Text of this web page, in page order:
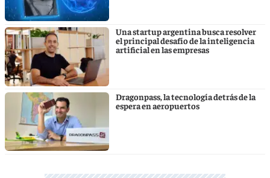
Una startup argentina busca resolver
el principal desafío de la inteligencia
artificial en las empresas
Dragonpass, la tecnología detrás de la
espera en aeropuertos